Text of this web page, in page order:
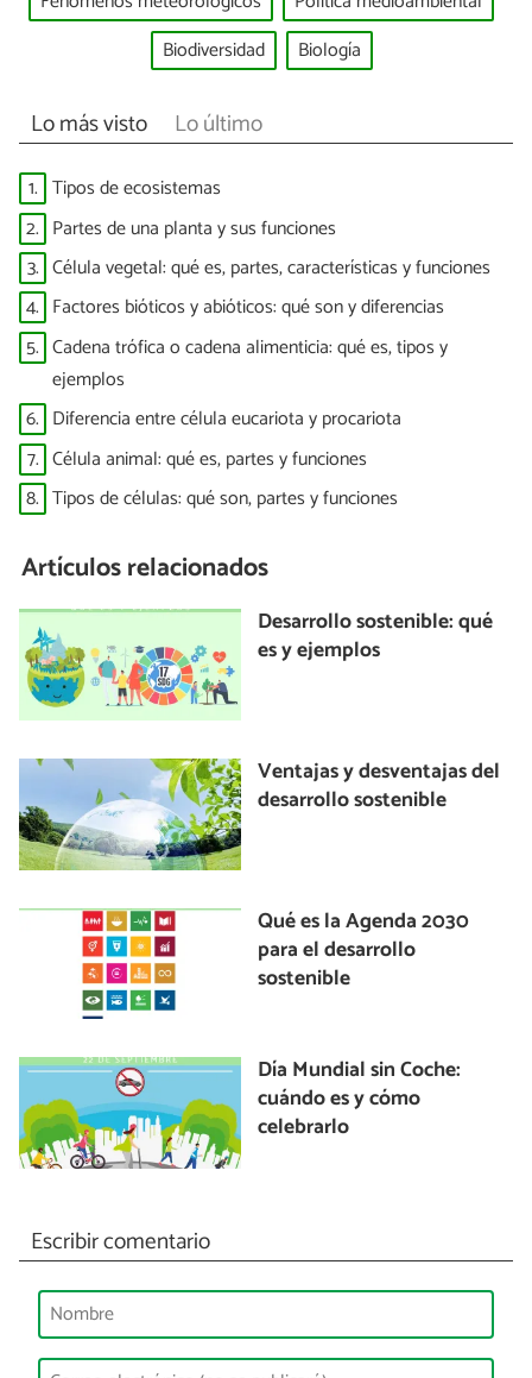
Biodiversidad
Biología
Lo más visto Lo último
1. Tipos de ecosistemas
2. Partes de una planta y sus funciones
3. Célula vegetal: qué es, partes, características y funciones
4. Factores bióticos y abióticos: qué son y diferencias
5. Cadena trófica o cadena alimenticia: qué es, tipos y
ejemplos
6. Diferencia entre célula eucariota y procariota
7. Célula animal: qué es, partes y funciones
8. Tipos de células: qué son, partes y funciones
Artículos relacionados
Desarrollo sostenible: qué
es y ejemplos
Ventajas y desventajas del
desarrollo sostenible
Qué es la Agenda 2030
para el desarrollo
sostenible
Día Mundial sin Coche:
cuándo es y cómo
celebrarlo
Escribir comentario